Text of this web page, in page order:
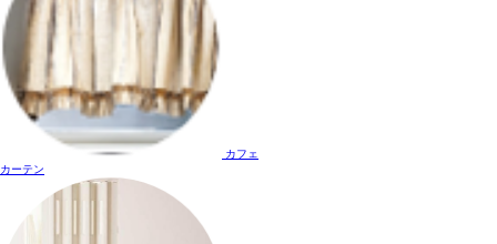
カフェ
カーテン